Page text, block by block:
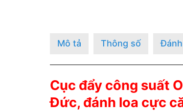
Mô tả Thông số
Cục đẩy công suất
Đức, đánh loa cực